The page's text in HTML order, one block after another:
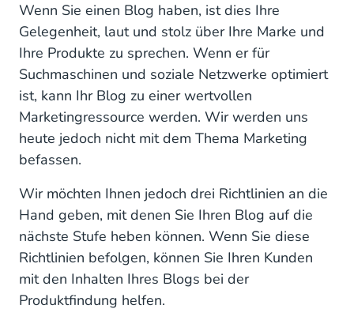
Wenn Sie einen Blog haben, ist dies Ihre
Gelegenheit, laut und stolz über Ihre Marke und
Ihre Produkte zu sprechen. Wenn er für
Suchmaschinen und soziale Netzwerke optimiert
ist, kann Ihr Blog zu einer wertvollen
Marketingressource werden. Wir werden uns
heute jedoch nicht mit dem Thema Marketing
befassen.
Wir möchten Ihnen jedoch drei Richtlinien an die
Hand geben, mit denen Sie Ihren Blog auf die
nächste Stufe heben können. Wenn Sie diese
Richtlinien befolgen, können Sie Ihren Kunden
mit den Inhalten Ihres Blogs bei der
Produktfindung helfen.